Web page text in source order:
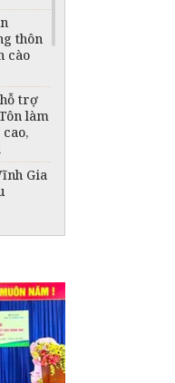
thôn
cào
trợ
làm
Gia
cho
Thạnh